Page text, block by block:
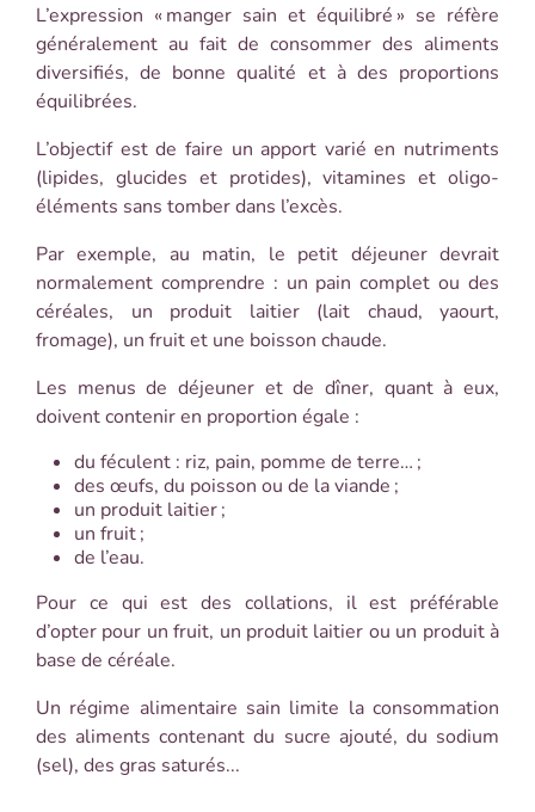
L’expression « manger sain et équilibré » se réfère
généralement au fait de consommer des aliments
diversifiés, de bonne qualité et à des proportions
équilibrées.
L’objectif est de faire un apport varié en nutriments
(lipides, glucides et protides), vitamines et oligo-
éléments sans tomber dans l’excès.
Par exemple, au matin, le petit déjeuner devrait
normalement comprendre : un pain complet ou des
céréales, un produit laitier (lait chaud, yaourt,
fromage), un fruit et une boisson chaude.
Les menus de déjeuner et de dîner, quant à eux,
doivent contenir en proportion égale :
du féculent : riz, pain, pomme de terre… ;
des œufs, du poisson ou de la viande ;
un produit laitier ;
un fruit ;
de l’eau.
Pour ce qui est des collations, il est préférable
d’opter pour un fruit, un produit laitier ou un produit à
base de céréale.
Un régime alimentaire sain limite la consommation
des aliments contenant du sucre ajouté, du sodium
(sel), des gras saturés...